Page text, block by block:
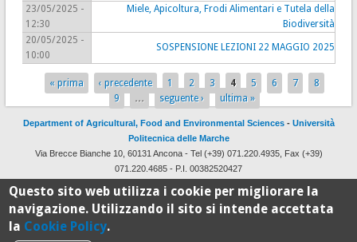
23/05/2025 -
12:30
Miele, Apicoltura, Frodi Alimentari e Tutela della
Biodiversità
20/05/2025 -
10:00
SOSPENSIONE LEZIONI 22 MAGGIO 2025
Pages
« prima ‹ precedente 1 2 3 4 5 6 7
8
9
… seguente › ultima »
Department of Agricultural, Food and Environmental Sciences - Università
Politecnica delle Marche
Via Brecce Bianche 10, 60131 Ancona - Tel (+39) 071.220.4935, Fax (+39)
071.220.4685 - P.I. 00382520427
100%
Questo sito web utilizza i cookie per migliorare la
navigazione. Utilizzando il sito si intende accettata
la Cookie Policy.